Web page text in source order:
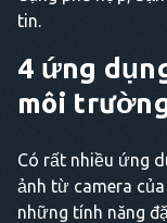
tin.
4 ứng
môi
Có rất nhiều ứng
ảnh từ camera
những tính năng